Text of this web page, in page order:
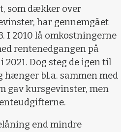
som dækker over
har gennemgået
I 2010 lå omkostningerne
rentenedgangen på
Dog steg de igen til
hænger bl.a. sammen med
gav kursgevinster, men
end mindre